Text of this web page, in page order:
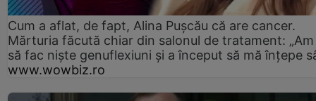
Cum a aflat, de fapt, Alina Pușcău că are cancer.
Mărturia făcută chiar din salonul de tratament:
să fac niște genuflexiuni și a început să mă înțepe
www.wowbiz.ro